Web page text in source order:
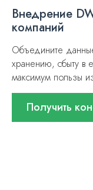
Внедрение
компаний
Объедините
хранению, сбыту в
максимум пользы
Получить